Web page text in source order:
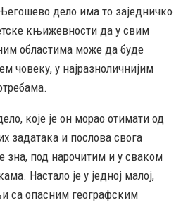
дело има то заједничко
књижевности да у свим
областима може да буде
човеку, у најразноличнијим
које је он морао отимати од
задатака и послова свога
зна, под нарочитим и у сваком
Настало је у једној малој,
са опасним географским